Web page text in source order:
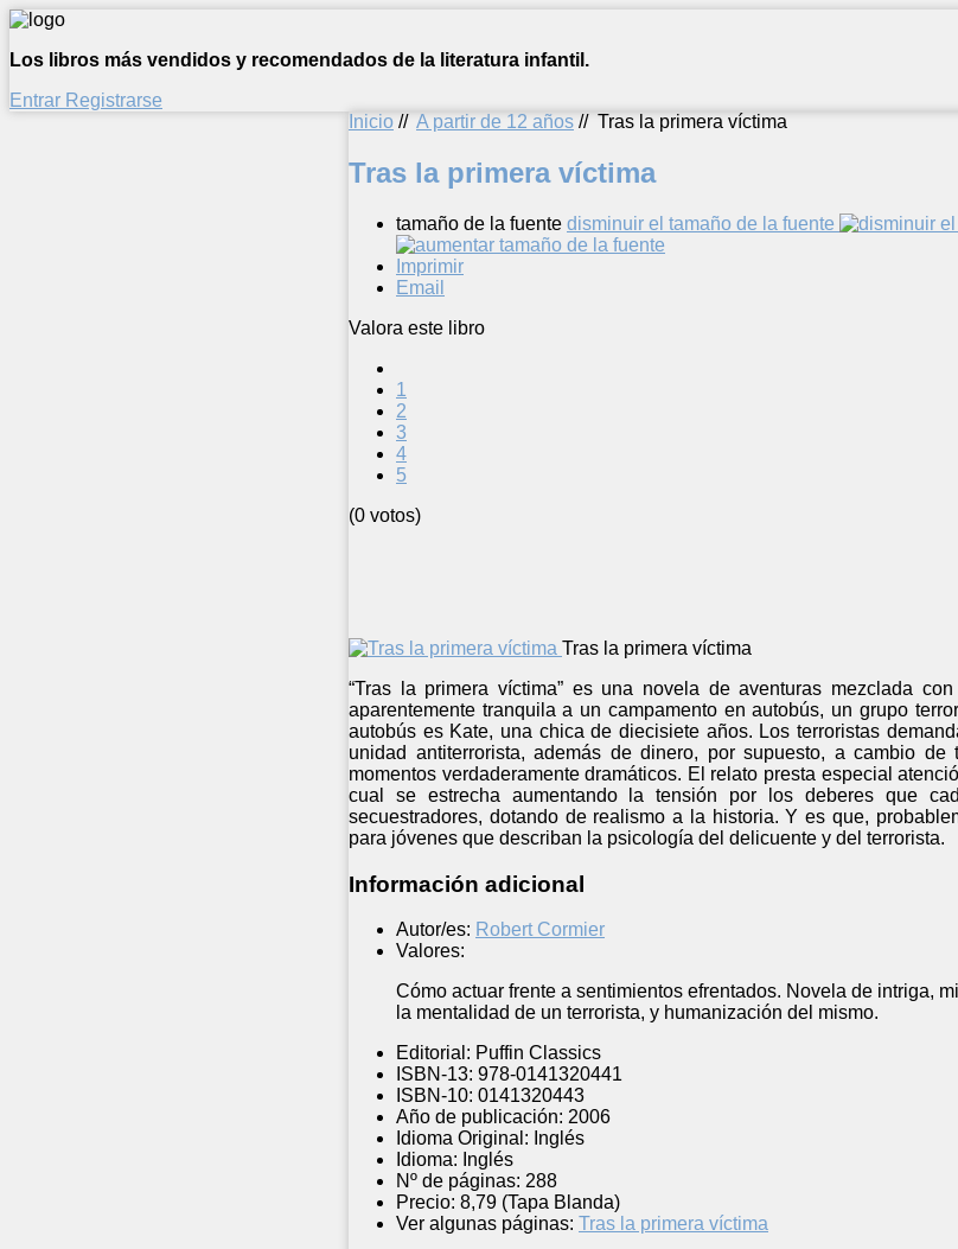
Los libros más vendidos y recomendados de la literatura infantil.
Entrar Registrarse
Inicio // A partir de 12 años // Tras la primera víctima
Tras la primera víctima
tamaño de la fuente disminuir el tamaño de la fuente
Imprimir
Email
Valora este libro
1
2
3
4
5
(0 votos)
Tras la primera víctima
“Tras la primera víctima” es una novela de aventuras mezclada
aparentemente tranquila a un campamento en autobús, un grupo
autobús es Kate, una chica de diecisiete años. Los terroristas
unidad antiterrorista, además de dinero, por supuesto, a cambio
momentos verdaderamente dramáticos. El relato presta especial
cual se estrecha aumentando la tensión por los deberes que
secuestradores, dotando de realismo a la historia. Y es que,
para jóvenes que describan la psicología del delicuente y del terrorista.
Información adicional
Autor/es: Robert Cormier
Valores:
Cómo actuar frente a sentimientos efrentados. Novela de intriga,
la mentalidad de un terrorista, y humanización del mismo.
Editorial: Puffin Classics
ISBN-13: 978-0141320441
ISBN-10: 0141320443
Año de publicación: 2006
Idioma Original: Inglés
Idioma: Inglés
Nº de páginas: 288
Precio: 8,79 (Tapa Blanda)
Ver algunas páginas: Tras la primera víctima